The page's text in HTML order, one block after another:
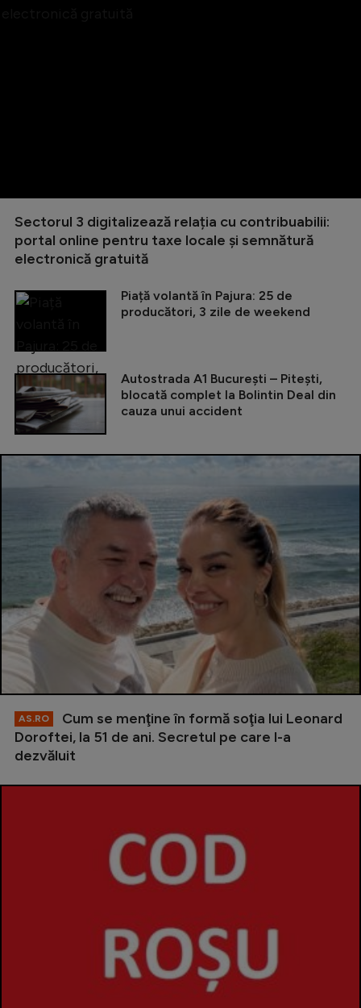
Sectorul 3 digitalizează relația cu contribuabilii:
portal online pentru taxe locale și semnătură
electronică gratuită
Piață volantă în Pajura: 25 de
producători, 3 zile de weekend
Autostrada A1 București – Pitești,
blocată complet la Bolintin Deal din
cauza unui accident
AS.RO
Cum se menţine în formă soţia lui Leonard
Doroftei, la 51 de ani. Secretul pe care l-a
dezvăluit